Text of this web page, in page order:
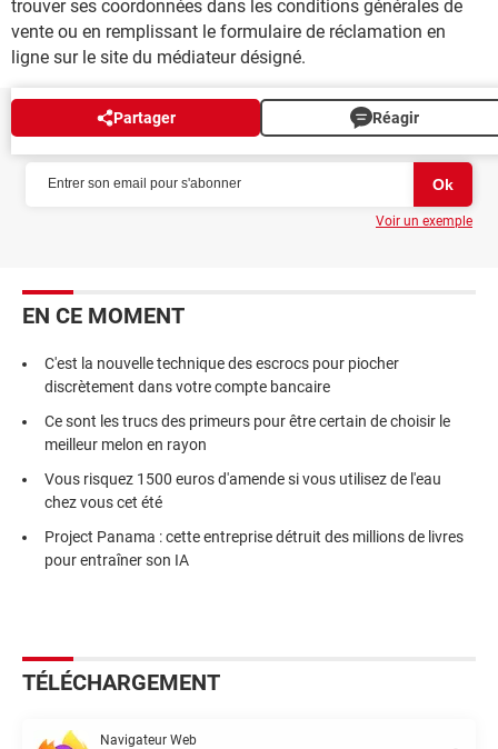
trouver ses coordonnées dans les conditions générales de
vente ou en remplissant le formulaire de réclamation en
ligne sur le site du médiateur désigné.
Partager Réagir
NEWSLETTER
Voir un exemple
EN CE MOMENT
C'est la nouvelle technique des escrocs pour piocher
discrètement dans votre compte bancaire
Ce sont les trucs des primeurs pour être certain de choisir le
meilleur melon en rayon
Vous risquez 1500 euros d'amende si vous utilisez de l'eau
chez vous cet été
Project Panama : cette entreprise détruit des millions de livres
pour entraîner son IA
TÉLÉCHARGEMENT
Navigateur Web